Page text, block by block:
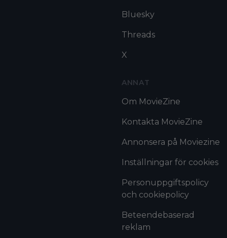
Bluesky
Threads
X
ANNAT
Om MovieZine
Kontakta MovieZine
Annonsera på Moviezine
Inställningar för cookies
Personuppgiftspolicy
och cookiepolicy
Beteendebaserad
reklam